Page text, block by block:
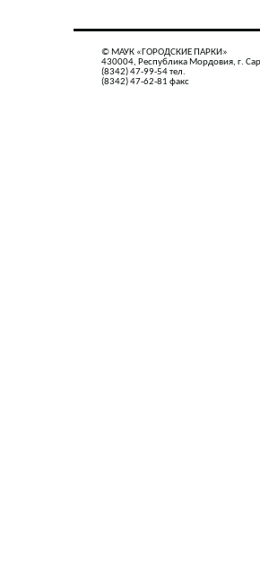
© МАУК «ГОРОДСКИЕ ПАРКИ»
430004, Республика Мордовия, г.
(8342) 47-99-54 тел.
(8342) 47-62-81 факс